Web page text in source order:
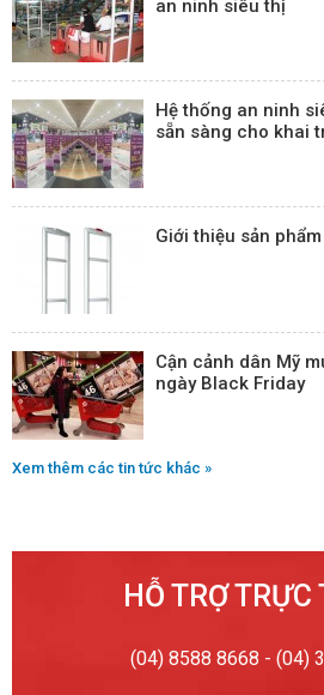
an ninh siêu thị
Hệ thống an ninh
sẵn sàng cho khai
Giới thiệu sản
Cận cảnh dân Mỹ
ngày Black Friday
Xem thêm các tin tức khác »
HỖ TRỢ TRỰC
(04) 8588 8668 - (04)